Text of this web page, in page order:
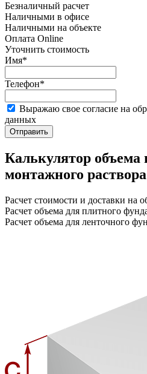
Безналичный расчет
Наличными в офисе
Наличными на объекте
Оплата Online
Уточнить стоимость
Имя*
Телефон*
Выражаю свое согласие на
данных
Отправить
Калькулятор объема
монтажного
Расчет стоимости и доставки на
Расчет объема для плитного
Расчет объема для ленточного